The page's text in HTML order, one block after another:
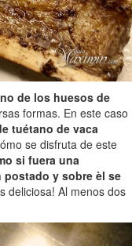
de los huesos de
formas. En este caso
tuétano de vaca
se disfruta de este
si fuera una
postado y sobre èl se
deliciosa! Al menos dos